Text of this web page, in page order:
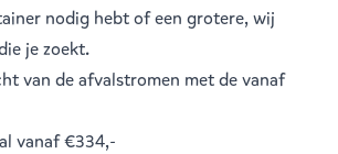
nodig hebt of een grotere, wij
je zoekt.
van de afvalstromen met de vanaf
vanaf €334,-